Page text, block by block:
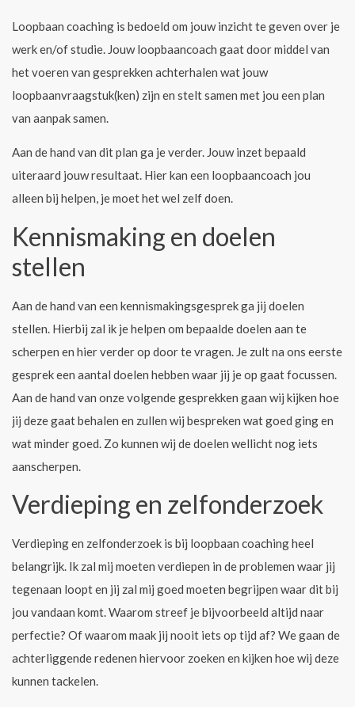
Loopbaan coaching is bedoeld om jouw inzicht te geven over je
werk en/of studie. Jouw loopbaancoach gaat door middel van
het voeren van gesprekken achterhalen wat jouw
loopbaanvraagstuk(ken) zijn en stelt samen met jou een plan
van aanpak samen.
Aan de hand van dit plan ga je verder. Jouw inzet bepaald
uiteraard jouw resultaat. Hier kan een loopbaancoach jou
alleen bij helpen, je moet het wel zelf doen.
Kennismaking en doelen
stellen
Aan de hand van een kennismakingsgesprek ga jij doelen
stellen. Hierbij zal ik je helpen om bepaalde doelen aan te
scherpen en hier verder op door te vragen. Je zult na ons eerste
gesprek een aantal doelen hebben waar jij je op gaat focussen.
Aan de hand van onze volgende gesprekken gaan wij kijken hoe
jij deze gaat behalen en zullen wij bespreken wat goed ging en
wat minder goed. Zo kunnen wij de doelen wellicht nog iets
aanscherpen.
Verdieping en zelfonderzoek
Verdieping en zelfonderzoek is bij loopbaan coaching heel
belangrijk. Ik zal mij moeten verdiepen in de problemen waar jij
tegenaan loopt en jij zal mij goed moeten begrijpen waar dit bij
jou vandaan komt. Waarom streef je bijvoorbeeld altijd naar
perfectie? Of waarom maak jij nooit iets op tijd af? We gaan de
achterliggende redenen hiervoor zoeken en kijken hoe wij deze
kunnen tackelen.